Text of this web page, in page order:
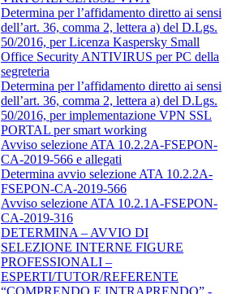
Determina per l’affidamento diretto ai sensi
dell’art. 36, comma 2, lettera a) del D.Lgs.
50/2016, per Licenza Kaspersky Small
Office Security ANTIVIRUS per PC della
segreteria
Determina per l’affidamento diretto ai sensi
dell’art. 36, comma 2, lettera a) del D.Lgs.
50/2016, per implementazione VPN SSL
PORTAL per smart working
Avviso selezione ATA 10.2.2A-FSEPON-
CA-2019-566 e allegati
Determina avvio selezione ATA 10.2.2A-
FSEPON-CA-2019-566
Avviso selezione ATA 10.2.1A-FSEPON-
CA-2019-316
DETERMINA – AVVIO DI
SELEZIONE INTERNE FIGURE
PROFESSIONALI –
ESPERTI/TUTOR/REFERENTE